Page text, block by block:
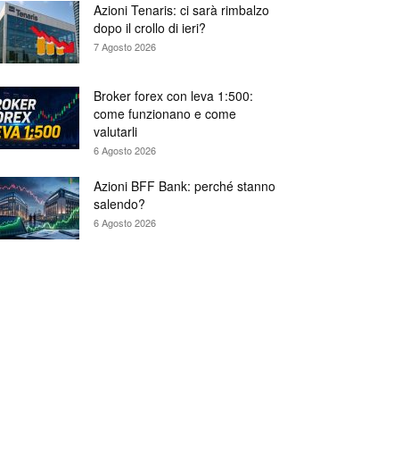
Azioni Tenaris: ci sarà rimbalzo
dopo il crollo di ieri?
7 Agosto 2026
Broker forex con leva 1:500:
come funzionano e come
valutarli
6 Agosto 2026
Azioni BFF Bank: perché stanno
salendo?
6 Agosto 2026